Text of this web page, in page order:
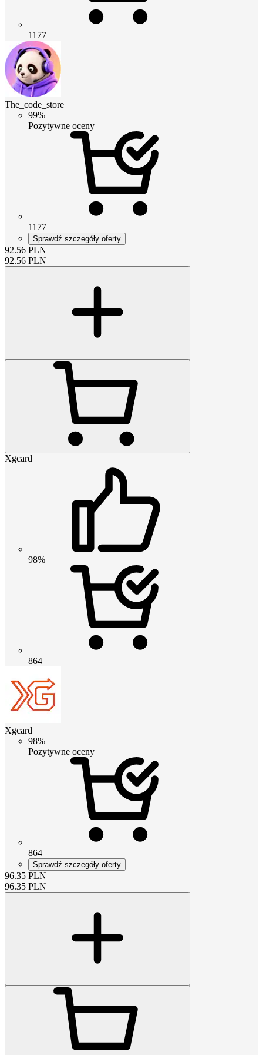
1177
The_code_store
99%
Pozytywne oceny
1177
Sprawdź szczegóły oferty
92.56 PLN
92.56 PLN
Xgcard
98%
864
Xgcard
98%
Pozytywne oceny
864
Sprawdź szczegóły oferty
96.35 PLN
96.35 PLN